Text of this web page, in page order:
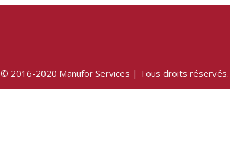
© 2016-2020 Manufor Services | Tous droits réservés.